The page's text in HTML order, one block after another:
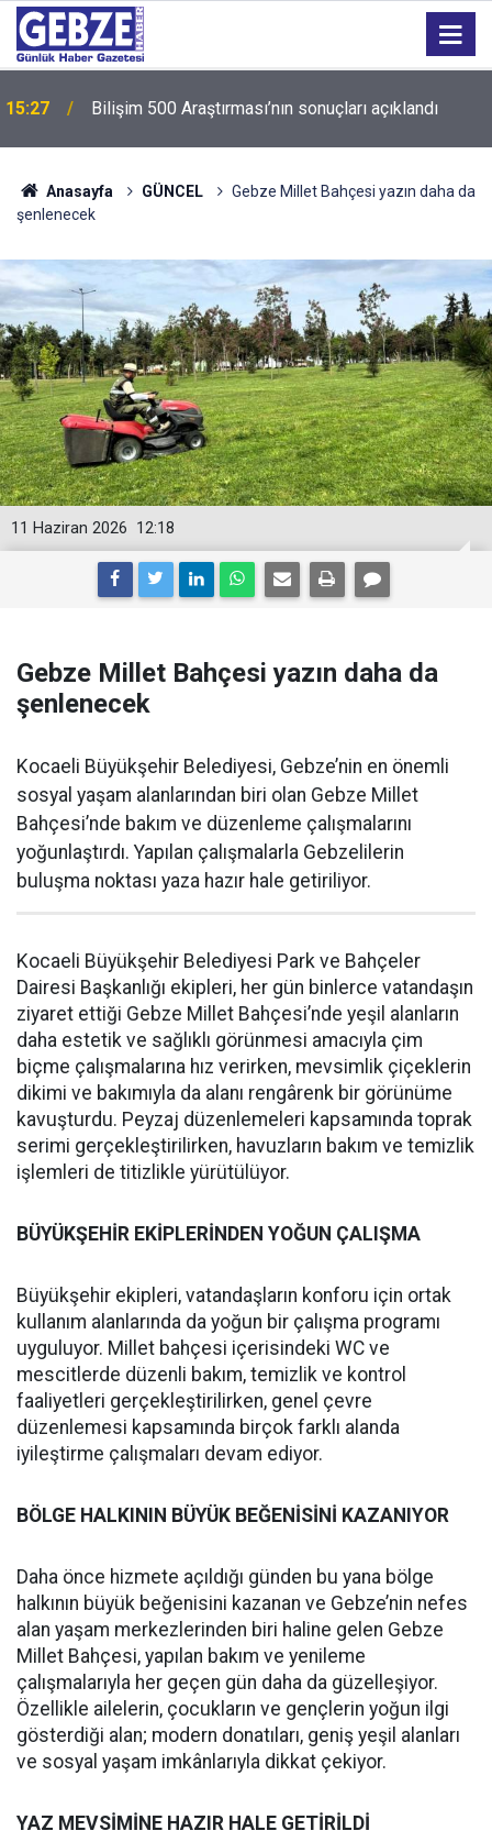
15:27 Bilişim 500 Araştırması’nın sonuçları açıklandı
Anasayfa GÜNCEL
Gebze Millet Bahçesi yazın daha da
şenlenecek
12:18
11 Haziran 2026
Gebze Millet Bahçesi yazın daha da
şenlenecek
Kocaeli Büyükşehir Belediyesi, Gebze’nin en önemli
sosyal yaşam alanlarından biri olan Gebze Millet
Bahçesi’nde bakım ve düzenleme çalışmalarını
yoğunlaştırdı. Yapılan çalışmalarla Gebzelilerin
buluşma noktası yaza hazır hale getiriliyor.
Kocaeli Büyükşehir Belediyesi Park ve Bahçeler
Dairesi Başkanlığı ekipleri, her gün binlerce vatandaşın
ziyaret ettiği Gebze Millet Bahçesi’nde yeşil alanların
daha estetik ve sağlıklı görünmesi amacıyla çim
biçme çalışmalarına hız verirken, mevsimlik çiçeklerin
dikimi ve bakımıyla da alanı rengârenk bir görünüme
kavuşturdu. Peyzaj düzenlemeleri kapsamında toprak
serimi gerçekleştirilirken, havuzların bakım ve temizlik
işlemleri de titizlikle yürütülüyor.
BÜYÜKŞEHİR EKİPLERİNDEN YOĞUN ÇALIŞMA
Büyükşehir ekipleri, vatandaşların konforu için ortak
kullanım alanlarında da yoğun bir çalışma programı
uyguluyor. Millet bahçesi içerisindeki WC ve
mescitlerde düzenli bakım, temizlik ve kontrol
faaliyetleri gerçekleştirilirken, genel çevre
düzenlemesi kapsamında birçok farklı alanda
iyileştirme çalışmaları devam ediyor.
BÖLGE HALKININ BÜYÜK BEĞENİSİNİ KAZANIYOR
Daha önce hizmete açıldığı günden bu yana bölge
halkının büyük beğenisini kazanan ve Gebze’nin nefes
alan yaşam merkezlerinden biri haline gelen Gebze
Millet Bahçesi, yapılan bakım ve yenileme
çalışmalarıyla her geçen gün daha da güzelleşiyor.
Özellikle ailelerin, çocukların ve gençlerin yoğun ilgi
gösterdiği alan; modern donatıları, geniş yeşil alanları
ve sosyal yaşam imkânlarıyla dikkat çekiyor.
YAZ MEVSİMİNE HAZIR HALE GETİRİLDİ